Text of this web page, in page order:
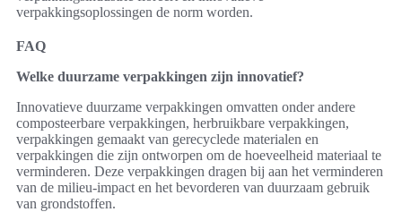
verpakkingsoplossingen de norm worden.
FAQ
Welke duurzame verpakkingen zijn innovatief?
Innovatieve duurzame verpakkingen omvatten onder andere
composteerbare verpakkingen, herbruikbare verpakkingen,
verpakkingen gemaakt van gerecyclede materialen en
verpakkingen die zijn ontworpen om de hoeveelheid materiaal te
verminderen. Deze verpakkingen dragen bij aan het verminderen
van de milieu-impact en het bevorderen van duurzaam gebruik
van grondstoffen.